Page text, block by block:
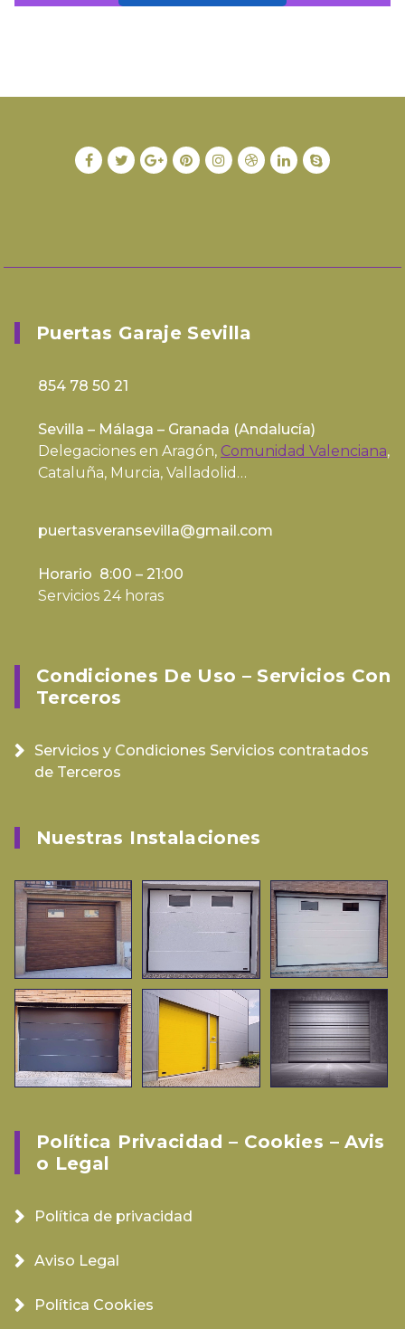
Puertas Garaje Sevilla
854 78 50 21
Sevilla – Málaga – Granada (Andalucía)
Delegaciones en Aragón, Comunidad Valenciana,
Cataluña, Murcia, Valladolid…
puertasveransevilla@gmail.com
Horario 8:00 – 21:00
Servicios 24 horas
Condiciones De Uso – Servicios Con
Terceros
Servicios y Condiciones Servicios contratados
de Terceros
Nuestras Instalaciones
Política Privacidad – Cookies – Avis
O Legal
Política de privacidad
Aviso Legal
Política Cookies